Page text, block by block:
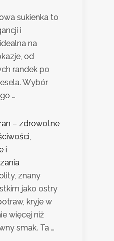
sukienka to
i
na
od
randek po
Wybór
…
– zdrowotne
i
znany
jako ostry
kryje w
więcej niż
smak. Ta …